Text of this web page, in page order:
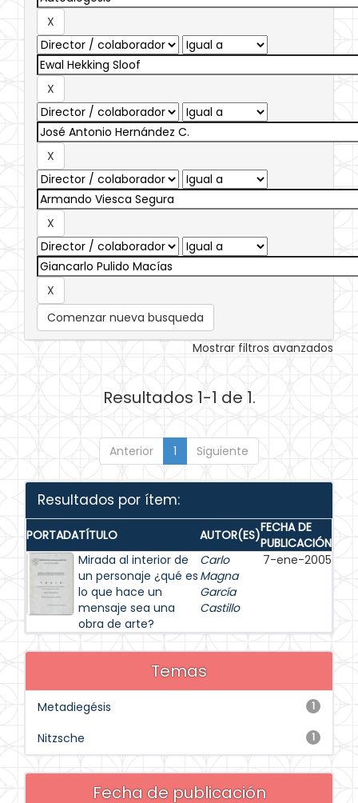
Comenzar nueva busqueda
Mostrar filtros avanzados
Resultados 1-1 de 1.
Anterior 1 Siguiente
Resultados por ítem:
PORTADATÍTULO AUTOR(ES)FECHA DE
PUBLICACIÓN
Mirada al interior de
un personaje ¿qué es
lo que hace un
mensaje sea una
obra de arte?
Carlo
Magna
García
Castillo
7-ene-2005
Temas
1
Metadiegésis
1
Nitzsche
Fecha de publicación